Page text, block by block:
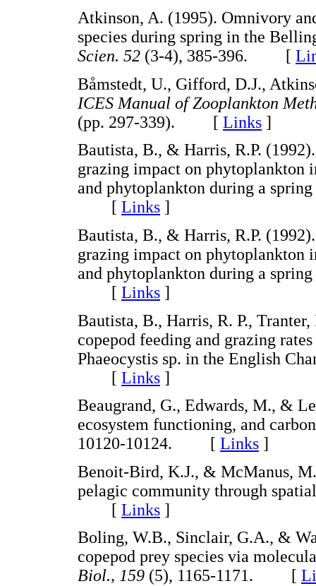
Atkinson, A. (1995). Omnivory
species during spring in the
Scien. 52 (3-4), 385-396. [
Båmstedt, U., Gifford, D.J.,
ICES Manual of Zooplankton
(pp. 297-339). [ Links ]
Bautista, B., & Harris, R.P.
grazing impact on phytoplankton
and phytoplankton during a
[ Links ]
Bautista, B., & Harris, R.P.
grazing impact on phytoplankton
and phytoplankton during a
[ Links ]
Bautista, B., Harris, R. P.,
copepod feeding and grazing
Phaeocystis sp. in the English
[ Links ]
Beaugrand, G., Edwards, M., &
ecosystem functioning, and
10120-10124. [ Links ]
Benoit-Bird, K.J., & McManus,
pelagic community through
[ Links ]
Boling, W.B., Sinclair, G.A., &
copepod prey species via
Biol., 159 (5), 1165-1171. [